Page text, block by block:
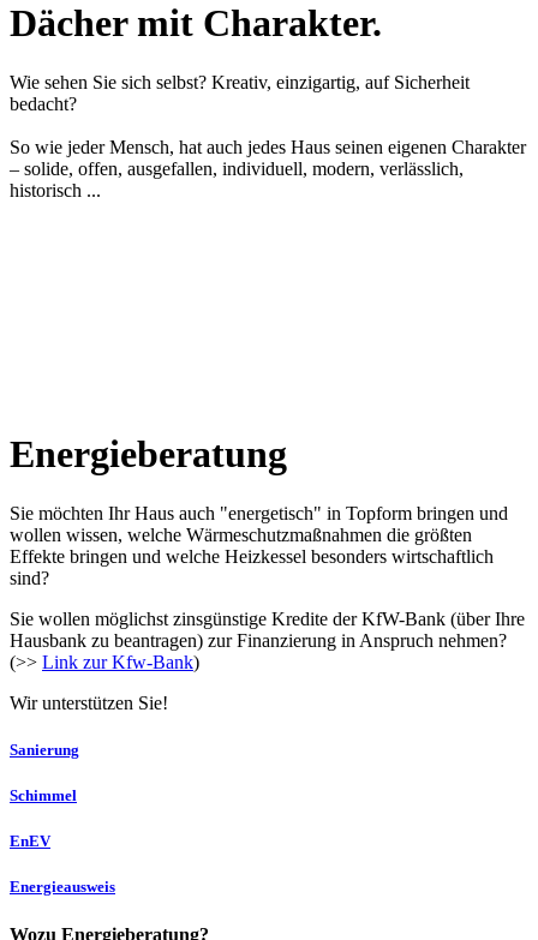
Dächer mit Charakter.
Wie sehen Sie sich selbst? Kreativ, einzigartig, auf Sicherheit
bedacht?
So wie jeder Mensch, hat auch jedes Haus seinen eigenen Charakter
– solide, offen, ausgefallen, individuell, modern, verlässlich,
historisch ...
Energieberatung
Sie möchten Ihr Haus auch "energetisch" in Topform bringen und
wollen wissen, welche Wärmeschutzmaßnahmen die größten
Effekte bringen und welche Heizkessel besonders wirtschaftlich
sind?
Sie wollen möglichst zinsgünstige Kredite der KfW-Bank (über Ihre
Hausbank zu beantragen) zur Finanzierung in Anspruch nehmen?
(>> Link zur Kfw-Bank)
Wir unterstützen Sie!
Sanierung
Schimmel
EnEV
Energieausweis
Wozu Energieberatung?